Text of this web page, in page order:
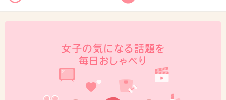
上戸彩の主演作ってヒットしたのないでしょ。
この人はCMが似合ってる。